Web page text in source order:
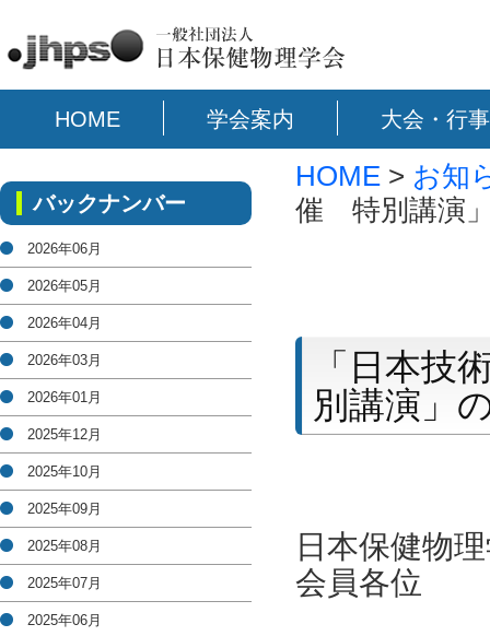
HOME 学会案内 大会・行事
HOME > お知
催 特別講演
「日本
別講演」
日本保健物
会員各位
バックナンバー
2026年06月
2026年05月
2026年04月
2026年03月
2026年01月
2025年12月
2025年10月
2025年09月
2025年08月
2025年07月
2025年06月